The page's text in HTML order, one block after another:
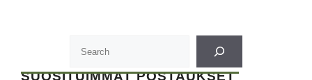
SUOSITUIMMAT POSTAUKSET